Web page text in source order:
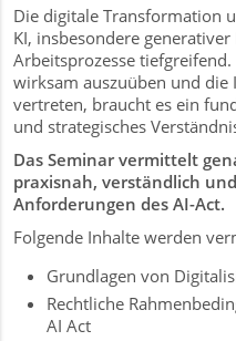
Die digitale Transformation
KI, insbesondere
Arbeitsprozesse
wirksam auszuüben und die
vertreten, braucht es ein
und strategisches
Das Seminar vermittelt
praxisnah, verständlich
Anforderungen des AI-Act.
Folgende Inhalte werden
Grundlagen von
Rechtliche
AI Act